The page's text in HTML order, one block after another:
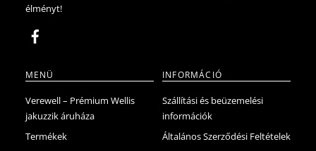
élményt!
MENÜ
Verewell – Prémium Wellis
jakuzzik áruháza
Termékek
INFORMÁCIÓ
Szállítási és beüzemelési
információk
Általános Szerződési Feltételek